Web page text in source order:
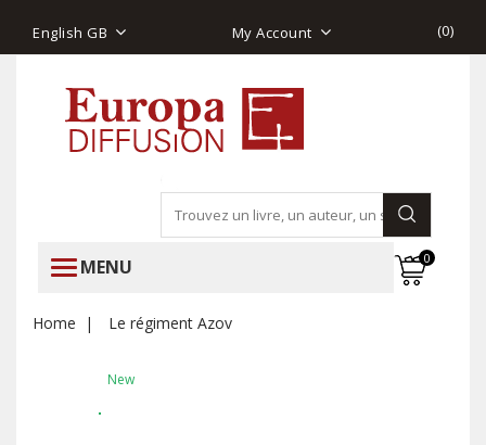
English GB My Account (0)
MENU 0
Home Le régiment Azov
New